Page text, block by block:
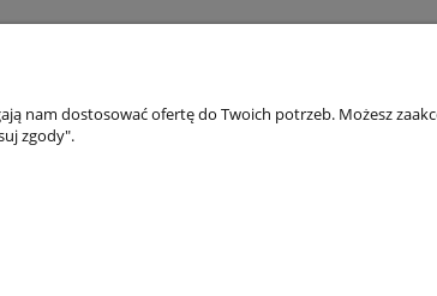
nam dostosować ofertę do Twoich potrzeb. Możesz
zgody".